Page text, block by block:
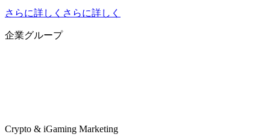
さらに詳しくさらに詳しく
企業グループ
Crypto & iGaming Marketing